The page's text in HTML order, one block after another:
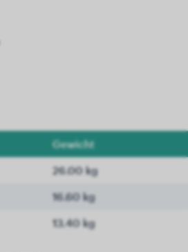
Gewicht
26.00 kg
16.60 kg
13.40 kg